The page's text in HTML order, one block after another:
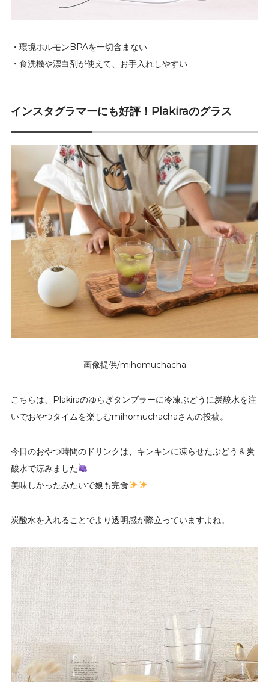
・環境ホルモンBPAを一切含まない
・食洗機や漂白剤が使えて、お手入れしやすい
インスタグラマーにも好評！Plakiraのグラス
画像提供/mihomuchacha
こちらは、Plakiraのゆらぎタンブラーに冷凍ぶどうに炭酸水を注
いでおやつタイムを楽しむmihomuchachaさんの投稿。
今日のおやつ時間のドリンクは、キンキンに凍らせたぶどう＆炭
酸水で涼みました
美味しかったみたいで娘も完食
炭酸水を入れることでより透明感が際立っていますよね。